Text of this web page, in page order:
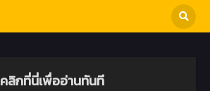
คลิกที่นี่เพื่ออ่านทันที